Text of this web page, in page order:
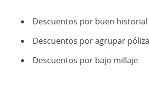
Descuentos por buen
Descuentos por agrupar
Descuentos por bajo millaje